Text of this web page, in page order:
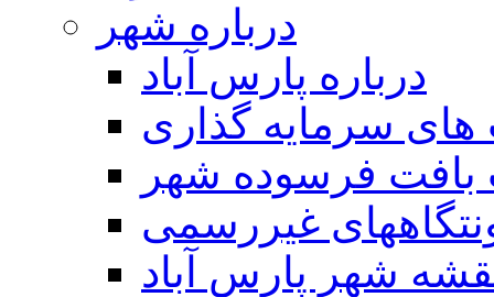
درباره شهر
درباره پارس آباد
سرمایه گذاری
بافت فرسوده شهر
غیررسمی
شهر پارس آباد